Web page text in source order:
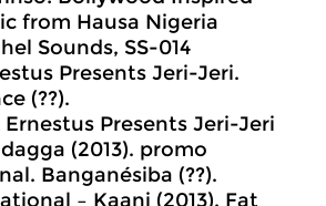
from Hausa Nigeria
Sounds, SS-014
Presents Jeri-Jeri.
(??).
Ernestus Presents Jeri-Jeri
(2013). promo
Banganésiba (??).
– Kaani (2013). Fat